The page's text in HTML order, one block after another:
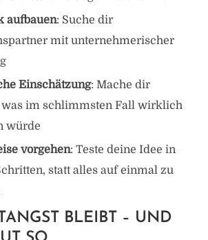
aufbauen: Suche dir
mit unternehmerischer
Einschätzung: Mache dir
was im schlimmsten Fall wirklich
würde
vorgehen: Teste deine Idee in
statt alles auf einmal zu
BLEIBT – UND